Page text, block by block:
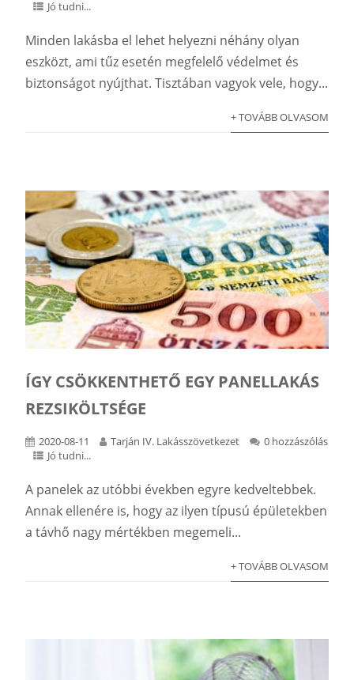
Jó tudni...
Minden lakásba el lehet helyezni néhány olyan
eszközt, ami tűz esetén megfelelő védelmet és
biztonságot nyújthat. Tisztában vagyok vele, hogy...
+ TOVÁBB OLVASOM
ÍGY CSÖKKENTHETŐ EGY PANELLAKÁS
REZSIKÖLTSÉGE
2020-08-11 Tarján IV. Lakásszövetkezet
0 hozzászólás
Jó tudni...
A panelek az utóbbi években egyre kedveltebbek.
Annak ellenére is, hogy az ilyen típusú épületekben
a távhő nagy mértékben megemeli...
+ TOVÁBB OLVASOM